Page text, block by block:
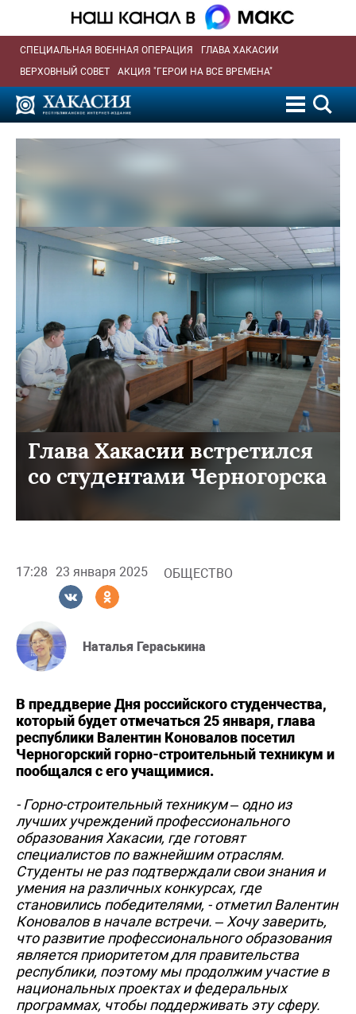
СПЕЦИАЛЬНАЯ ВОЕННАЯ ОПЕРАЦИЯ
ГЛАВА ХАКАСИИ
ВЕРХОВНЫЙ СОВЕТ
АКЦИЯ "ГЕРОИ НА ВСЕ ВРЕМЕНА"
Глава Хакасии встретился
со студентами Черногорска
17:28 23 января 2025 ОБЩЕСТВО
Наталья Гераськина
В преддверие Дня российского студенчества,
который будет отмечаться 25 января, глава
республики Валентин Коновалов посетил
Черногорский горно-строительный техникум и
пообщался с его учащимися.
- Горно-строительный техникум – одно из
лучших учреждений профессионального
образования Хакасии, где готовят
специалистов по важнейшим отраслям.
Студенты не раз подтверждали свои знания и
умения на различных конкурсах, где
становились победителями, - отметил Валентин
Коновалов в начале встречи. – Хочу заверить,
что развитие профессионального образования
является приоритетом для правительства
республики, поэтому мы продолжим участие в
национальных проектах и федеральных
программах, чтобы поддерживать эту сферу.